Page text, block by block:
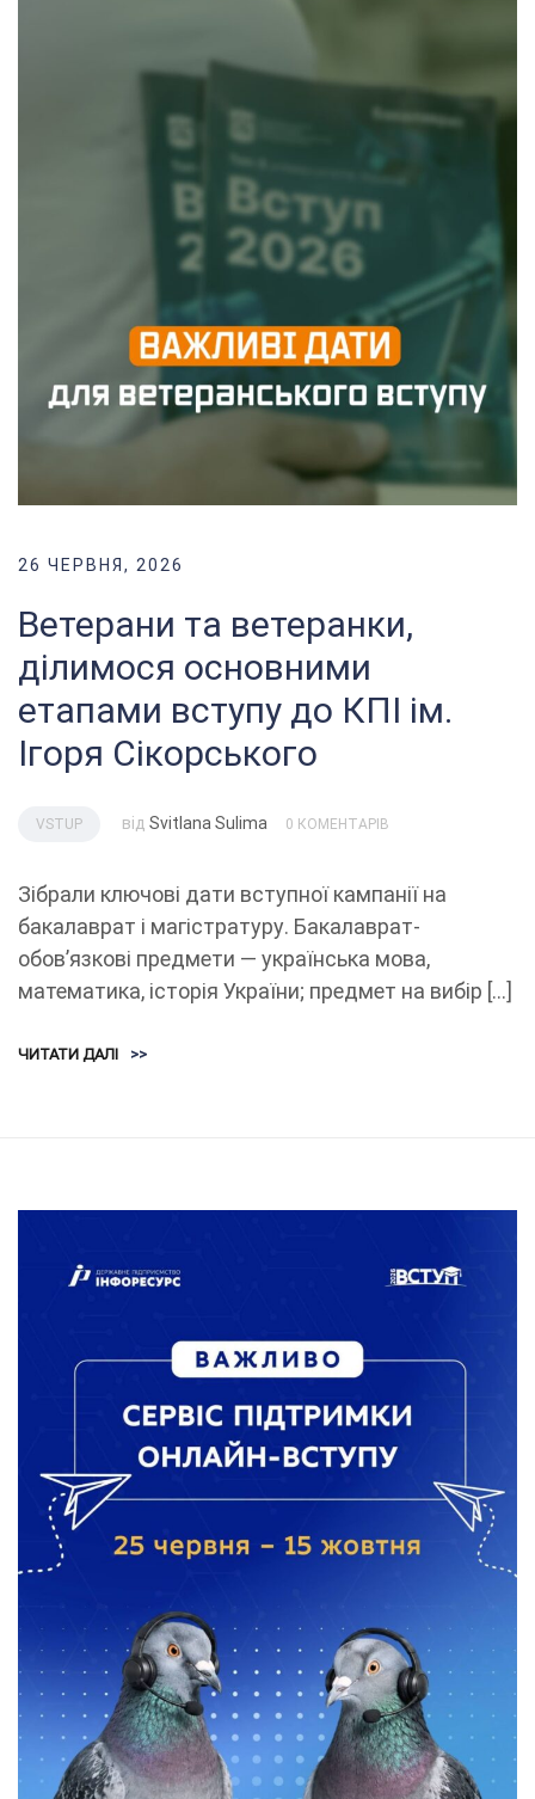
26 ЧЕРВНЯ, 2026
Ветерани та ветеранки,
ділимося основними
етапами вступу до КПІ ім.
Ігоря Сікорського
VSTUP від Svitlana Sulima 0 КОМЕНТАРІВ
Зібрали ключові дати вступної кампанії на
бакалаврат і магістратуру. Бакалаврат-
обов’язкові предмети — українська мова,
математика, історія України; предмет на вибір […]
ЧИТАТИ ДАЛІ >>